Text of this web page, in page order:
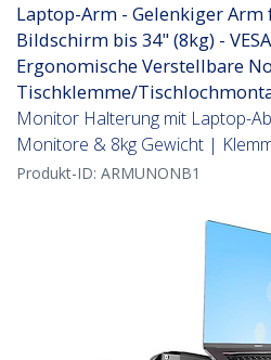
Laptop-Arm - Gelenkiger
Bildschirm bis 34" (8kg) -
Ergonomische Verstellbare
Tischklemme/
Monitor Halterung mit Laptop-
Monitore & 8kg Gewicht |
Produkt-ID: ARMUNONB1